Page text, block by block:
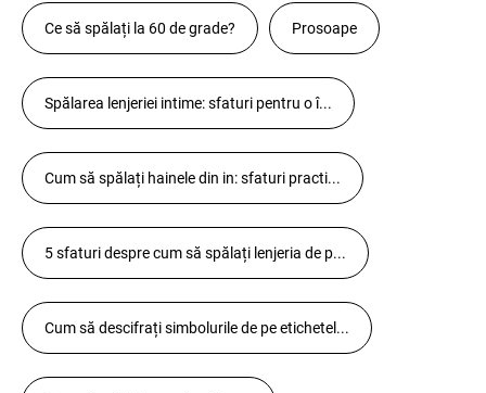
Ce să spălați la 60 de grade? Prosoape
Spălarea lenjeriei intime: sfaturi pentru o î...
Cum să spălați hainele din in: sfaturi practi...
5 sfaturi despre cum să spălați lenjeria de p...
Cum să descifrați simbolurile de pe etichetel...